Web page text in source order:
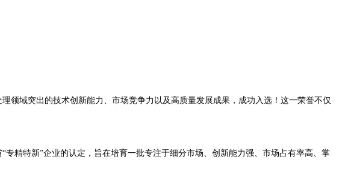
领域突出的技术创新能力、市场竞争力以及高质量发展成果，成功入选！这一荣誉不仅
精特新”企业的认定，旨在培育一批专注于细分市场、创新能力强、市场占有率高、掌